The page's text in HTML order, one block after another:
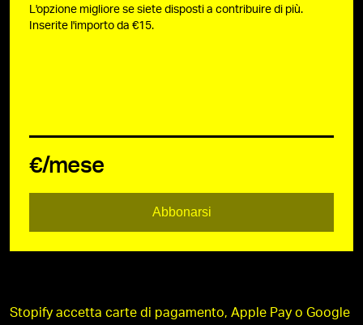
L'opzione migliore se siete disposti a contribuire di più.
Inserite l'importo da €15.
€/mese
Abbonarsi
Stopify accetta carte di pagamento, Apple Pay o Google